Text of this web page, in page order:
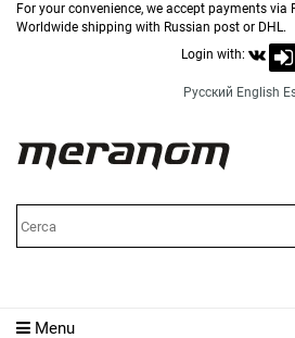
For your convenience, we accept payments via
Worldwide shipping with Russian post or DHL.
Login with:
Русский English
Menu